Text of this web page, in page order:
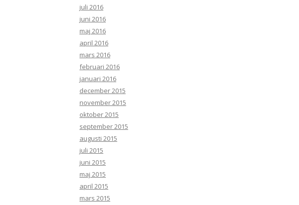
juli 2016
juni 2016
maj 2016
april 2016
mars 2016
februari 2016
januari 2016
december 2015
november 2015
oktober 2015
september 2015
augusti 2015
juli 2015
juni 2015
maj 2015
april 2015
mars 2015